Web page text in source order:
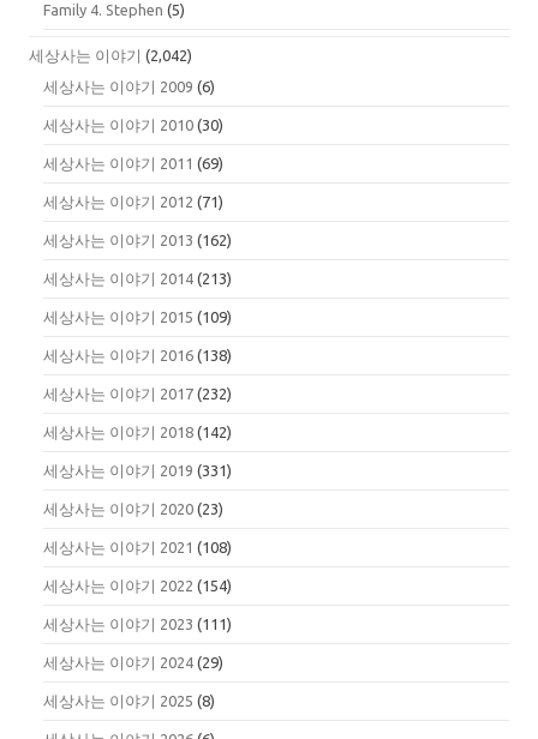
Family 4. Stephen (5)
세상사는 이야기 (2,042)
세상사는 이야기 2009 (6)
세상사는 이야기 2010 (30)
세상사는 이야기 2011 (69)
세상사는 이야기 2012 (71)
세상사는 이야기 2013 (162)
세상사는 이야기 2014 (213)
세상사는 이야기 2015 (109)
세상사는 이야기 2016 (138)
세상사는 이야기 2017 (232)
세상사는 이야기 2018 (142)
세상사는 이야기 2019 (331)
세상사는 이야기 2020 (23)
세상사는 이야기 2021 (108)
세상사는 이야기 2022 (154)
세상사는 이야기 2023 (111)
세상사는 이야기 2024 (29)
세상사는 이야기 2025 (8)